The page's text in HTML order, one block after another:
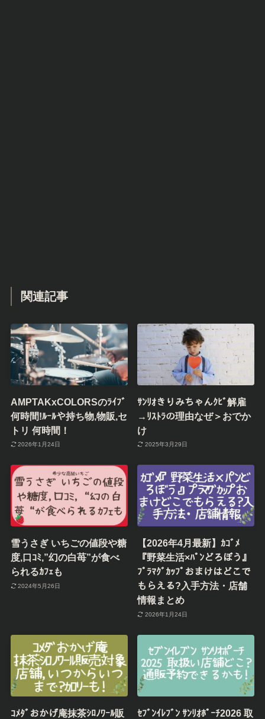
関連記事
AMPTAKxCOLORSのﾗｲﾌﾞ
何時間!ﾙｰﾙや持ち物,物販,セ
トリ 何時間！
2026年1月24日
ｻﾝﾘｵきりみちゃんｸﾋﾞ解雇
→ﾘｽﾄﾗの理由なぜ＞おでか
け
2025年3月29日
雪うさぎ いちごの値段や糖
度,口ｺﾐ,”幻の白苺”が食べ
られるｶﾌｪも
2024年5月26日
【2026年4月最新】ｶｺﾞﾒ
『野菜生活×ﾊﾟﾝどろぼう』
ﾌﾟﾗﾏｸﾞｶｯﾌﾟおまけはどこで
もらえる?入手方法・店舗
情報まとめ
2026年1月24日
ｺﾒﾀﾞおかげ庵抹茶ｼﾛﾉﾜｰﾙ販
ｾﾌﾞﾝｲﾚﾌﾞﾝ ｻﾝﾘｵﾎﾟｰﾁ2026 取